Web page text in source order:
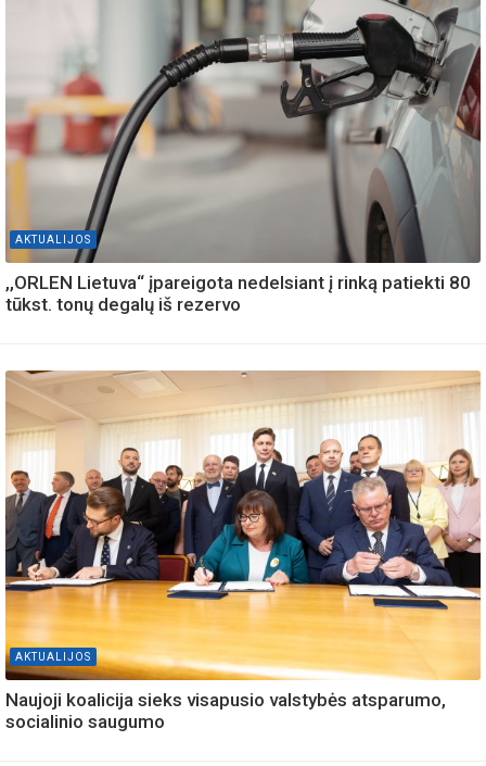
AKTUALIJOS
,,ORLEN Lietuva“ įpareigota nedelsiant į rinką patiekti 80
tūkst. tonų degalų iš rezervo
AKTUALIJOS
Naujoji koalicija sieks visapusio valstybės atsparumo,
socialinio saugumo